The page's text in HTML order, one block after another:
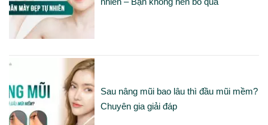
Sau nâng mũi bao lâu thì đầu mũi mềm?
Chuyên gia giải đáp